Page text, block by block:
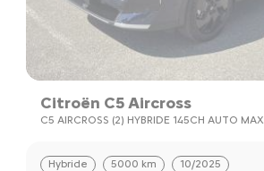
Citroën C5 Aircross
C5 AIRCROSS (2) HYBRIDE 145CH AUTO MAX
Hybride 5000 km 10/2025